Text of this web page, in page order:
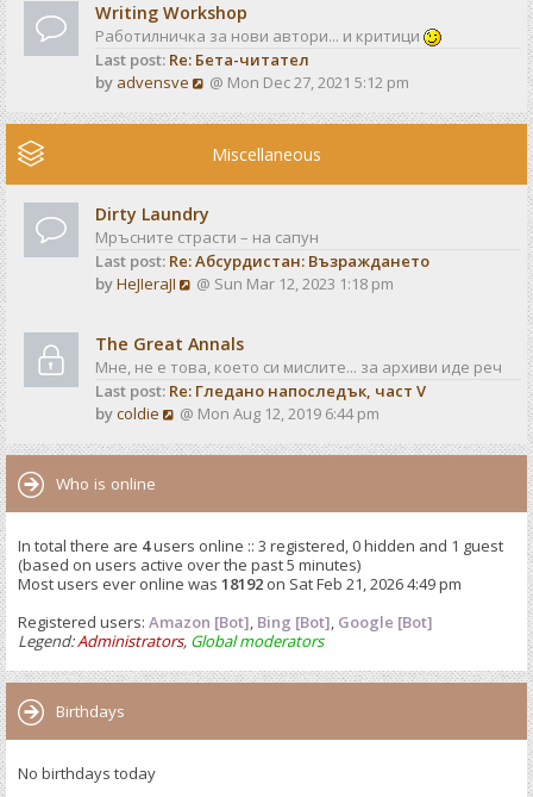
e
s
t
p
o
t
w
t
h
e
l
t
p
o
s
Writing Workshop
Работилничка за нови автори... и критици
Last post: Re: Бета-читател
by advensve
V
e
w
e
l
a
t
t
p
o
s
t
@ Mon Dec 27, 2021 5:12 pm
Miscellaneous
Dirty Laundry
Мръсните страсти – на сапун
Last post: Re: Абсурдистан: Възраждането
byHeJIeraJI
V
w
t
h
e
e
t
p
s
t
@ Sun Mar 12, 2023 1:18 pm
The Great Annals
Мне, не е това, което си мислите... за архиви иде реч
Last post: Re: Гледано напоследък, част V
bycoldie
V
e
e
l
a
t
e
t
@ Mon Aug 12, 2019 6:44 pm
Who is online
In total there are 4users online :: 3 registered, 0 hidden and 1 guest
(based on users active over the past 5 minutes)
Most users ever online was 18192 on Sat Feb 21, 2026 4:49 pm
Registered users: Amazon [Bot], Bing [Bot], Google [Bot]
Legend:Administrators, Global moderators
Birthdays
No birthdays today